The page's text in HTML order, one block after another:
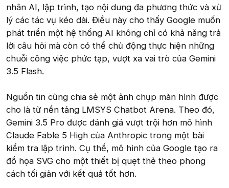
nhân AI, lập trình, tạo nội dung đa phương thức và xử
lý các tác vụ kéo dài. Điều này cho thấy Google muốn
phát triển một hệ thống AI không chỉ có khả năng trả
lời câu hỏi mà còn có thể chủ động thực hiện những
chuỗi công việc phức tạp, vượt xa vai trò của Gemini
3.5 Flash.
Nguồn tin cũng chia sẻ một ảnh chụp màn hình được
cho là từ nền tảng LMSYS Chatbot Arena. Theo đó,
Gemini 3.5 Pro được đánh giá vượt trội hơn mô hình
Claude Fable 5 High của Anthropic trong một bài
kiểm tra lập trình. Cụ thể, mô hình của Google tạo ra
đồ họa SVG cho một thiết bị quẹt thẻ theo phong
cách tối giản với kết quả tốt hơn.